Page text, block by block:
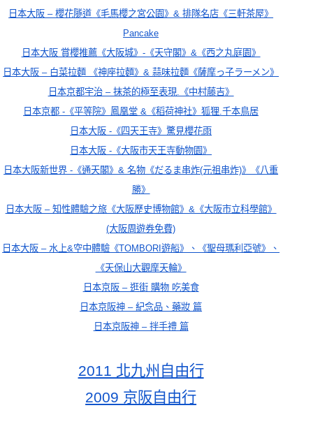
日本大阪 – 櫻花隧道《毛馬櫻之宮公園》& 排隊名店《三軒茶屋》
Pancake
日本大阪 賞櫻推薦《大阪城》-《天守閣》&《西之丸庭園》
日本大阪 – 白菜拉麵 《神座拉麵》& 蒜味拉麵《薩摩っ子ラーメン》
日本京都宇治 – 抹茶的極至表現.《中村藤吉》
日本京都 -《平等院》鳳凰堂 &《稻荷神社》狐狸.千本鳥居
日本大阪 -《四天王寺》驚見櫻花雨
日本大阪 -《大阪市天王寺動物園》
日本大阪新世界 -《通天閣》& 名物《だるま串炸(元祖串炸)》《八重
勝》
日本大阪 – 知性體驗之旅《大阪歷史博物館》&《大阪市立科學館》
(大阪周遊券免費)
日本大阪 – 水上&空中體驗《TOMBORI遊船》、《聖母瑪利亞號》、
《天保山大觀摩天輪》
日本京阪 – 逛街 購物 吃美食
日本京阪神 – 紀念品、藥妝 篇
日本京阪神 – 拌手禮 篇
2011 北九州自由行
2009 京阪自由行